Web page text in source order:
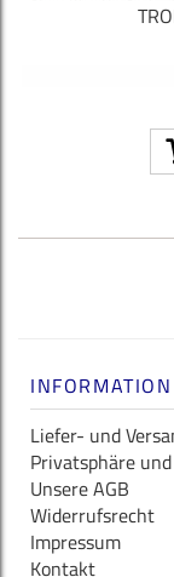
INFORMATION
Liefer- und
Privatsphäre
Unsere AGB
Widerrufsrecht
Impressum
Kontakt